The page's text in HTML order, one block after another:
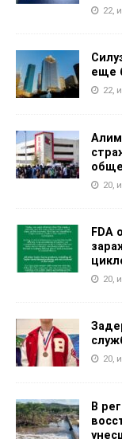
22,
еще
22,
20,
FDA
20,
20,
В